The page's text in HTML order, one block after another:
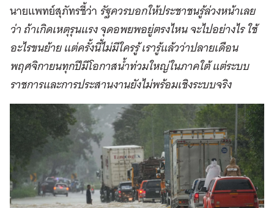
นายแพทย์สุภัทรชี้ว่า รัฐควรบอกให้ประชาชนรู้ล่วงหน้าเลย
ว่า ถ้าเกิดเหตุรุนแรง จุดอพยพอยู่ตรงไหน จะไปอย่างไร ใช้
อะไรขนย้าย แต่ครั้งนี้ไม่มีใครรู้ เรารู้แล้วว่าปลายเดือน
พฤศจิกายนทุกปีมีโอกาสน้ำท่วมใหญ่ในภาคใต้ แต่ระบบ
ราชการและการประสานงานยังไม่พร้อมเชิงระบบจริง